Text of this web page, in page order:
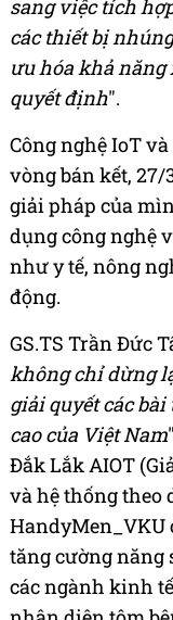
sang việc tích
các thiết bị
ưu hóa khả năng
quyết định".
Công nghệ IoT
vòng bán kết,
giải pháp của
dụng công nghệ
như y tế, nông
động.
GS.TS Trần Đức
không chỉ dừng
giải quyết các
cao của Việt Nam
Đắk Lắk AIOT
và hệ thống theo
HandyMen_VKU
tăng cường
các ngành kinh